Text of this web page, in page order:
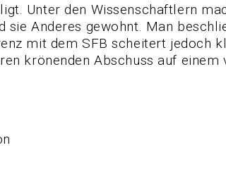
Unter den Wissenschaftlern
Anderes gewohnt. Man
mit dem SFB scheitert jedoch
krönenden Abschuss auf einem